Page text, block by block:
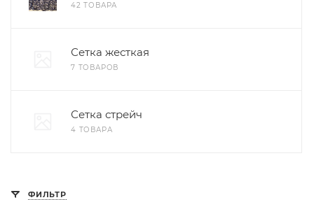
42 ТОВАРА
Сетка жесткая
7 ТОВАРОВ
Сетка стрейч
4 ТОВАРА
ФИЛЬТР